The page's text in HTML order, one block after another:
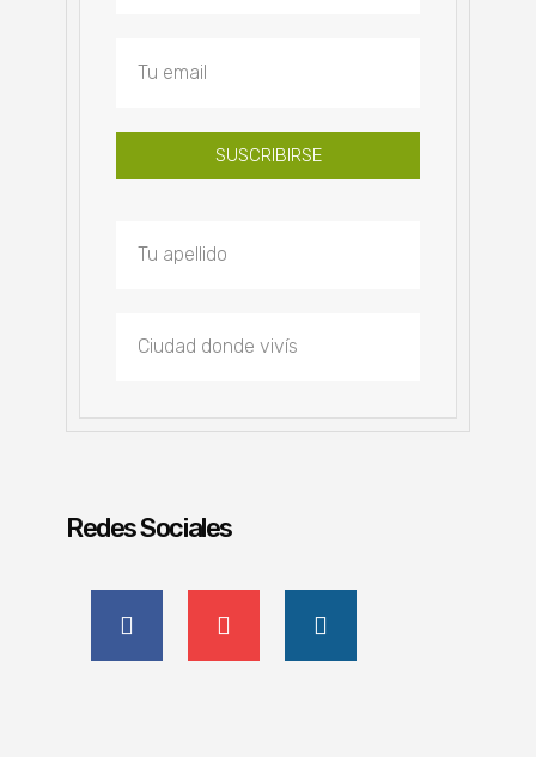
SUSCRIBIRSE
Redes Sociales